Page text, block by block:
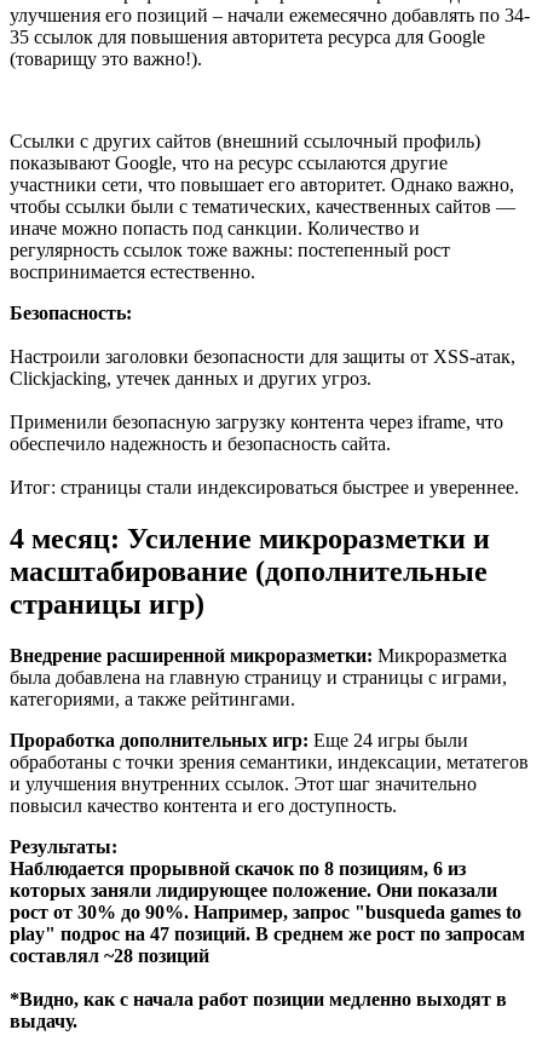
улучшения его позиций – начали ежемесячно добавлять по 34-
35 ссылок для повышения авторитета ресурса для Google
(товарищу это важно!).
Ссылки с других сайтов (внешний ссылочный профиль)
показывают Google, что на ресурс ссылаются другие
участники сети, что повышает его авторитет. Однако важно,
чтобы ссылки были с тематических, качественных сайтов —
иначе можно попасть под санкции. Количество и
регулярность ссылок тоже важны: постепенный рост
воспринимается естественно.
Безопасность:
Настроили заголовки безопасности для защиты от XSS-атак,
Clickjacking, утечек данных и других угроз.
Применили безопасную загрузку контента через iframe, что
обеспечило надежность и безопасность сайта.
Итог: страницы стали индексироваться быстрее и увереннее.
4 месяц: Усиление микроразметки и
масштабирование (дополнительные
страницы игр)
Внедрение расширенной микроразметки: Микроразметка
была добавлена на главную страницу и страницы с играми,
категориями, а также рейтингами.
Проработка дополнительных игр: Еще 24 игры были
обработаны с точки зрения семантики, индексации, метатегов
и улучшения внутренних ссылок. Этот шаг значительно
повысил качество контента и его доступность.
Результаты:
Наблюдается прорывной скачок по 8 позициям, 6 из
которых заняли лидирующее положение. Они показали
рост от 30% до 90%. Например, запрос "busqueda games to
play" подрос на 47 позиций. В среднем же рост по запросам
составлял ~28 позиций
*Видно, как с начала работ позиции медленно выходят в
выдачу.